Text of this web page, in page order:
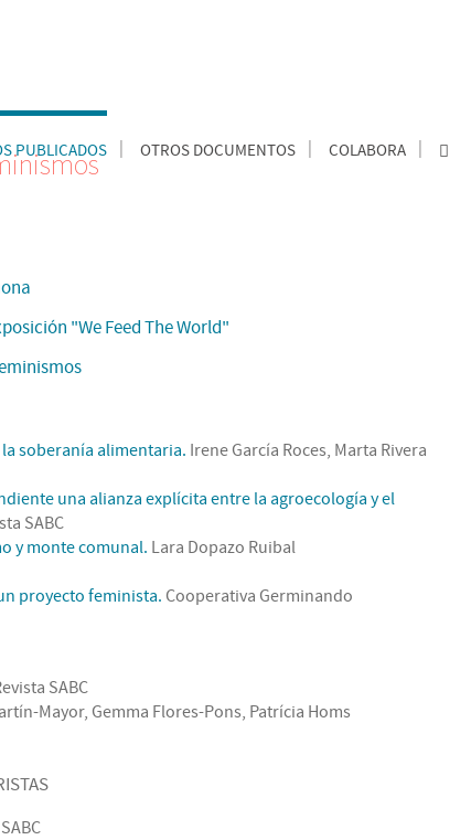
PUBLICADOS OTROS DOCUMENTOS COLABORA
"We Feed The World"
soberanía alimentaria. Irene García Roces, Marta Rivera
una alianza explícita entre la agroecología y el
SABC
y monte comunal. Lara Dopazo Ruibal
proyecto feminista. Cooperativa Germinando
SABC
Mayor, Gemma Flores-Pons, Patrícia Homs